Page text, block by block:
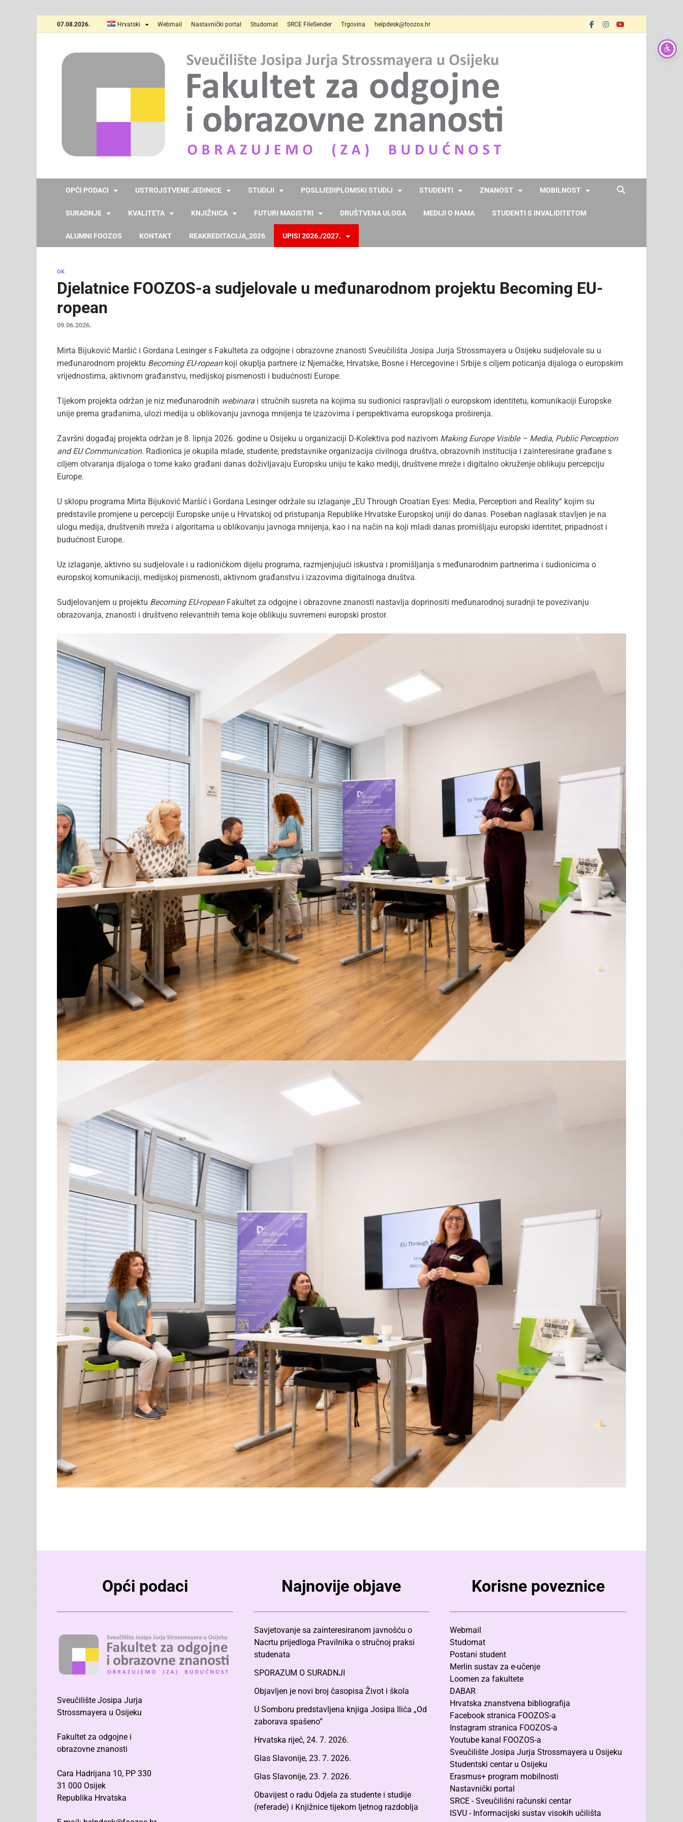
07.08.2026. Hrvatski Webmail Nastavnički portal Studomat SRCE FileSender Trgovina helpdesk@foozos.hr
OPĆI PODACI USTROJSTVENE JEDINICE STUDIJI POSLIJEDIPLOMSKI STUDIJ STUDENTI ZNANOST MOBILNOST
SURADNJE KVALITETA KNJIŽNICA FUTURI MAGISTRI DRUŠTVENA ULOGA MEDIJI O NAMA STUDENTI S INVALIDITETOM
ALUMNI FOOZOS KONTAKT REAKREDITACIJA_2026 UPISI 2026./2027.
OK
Djelatnice FOOZOS-a sudjelovale u međunarodnom projektu Becoming EU-
ropean
09.06.2026.
Mirta Bijuković Maršić i Gordana Lesinger s Fakulteta za odgojne i obrazovne znanosti Sveučilišta Josipa Jurja Strossmayera u Osijeku sudjelovale su u
međunarodnom projektu Becoming EU-ropeankoji okuplja partnere iz Njemačke, Hrvatske, Bosne i Hercegovine i Srbije s ciljem poticanja dijaloga o europskim
vrijednostima, aktivnom građanstvu, medijskoj pismenosti i budućnosti Europe.
Tijekom projekta održan je niz međunarodnih webinara i stručnih susreta na kojima su sudionici raspravljali o europskom identitetu, komunikaciji Europske
unije prema građanima, ulozi medija u oblikovanju javnoga mnijenja te izazovima i perspektivama europskoga proširenja.
Završni događaj projekta održan je 8. lipnja 2026. godine u Osijeku u organizaciji D-Kolektiva pod nazivom Making Europe Visible – Media, Public Perception
and EU Communication. Radionica je okupila mlade, studente, predstavnike organizacija civilnoga društva, obrazovnih institucija i zainteresirane građane s
ciljem otvaranja dijaloga o tome kako građani danas doživljavaju Europsku uniju te kako mediji, društvene mreže i digitalno okruženje oblikuju percepciju
Europe.
U sklopu programa Mirta Bijuković Maršić i Gordana Lesinger održale su izlaganje „EU Through Croatian Eyes: Media, Perception and Reality“ kojim su
predstavile promjene u percepciji Europske unije u Hrvatskoj od pristupanja Republike Hrvatske Europskoj uniji do danas. Poseban naglasak stavljen je na
ulogu medija, društvenih mreža i algoritama u oblikovanju javnoga mnijenja, kao i na način na koji mladi danas promišljaju europski identitet, pripadnost i
budućnost Europe.
Uz izlaganje, aktivno su sudjelovale i u radioničkom dijelu programa, razmjenjujući iskustva i promišljanja s međunarodnim partnerima i sudionicima o
europskoj komunikaciji, medijskoj pismenosti, aktivnom građanstvu i izazovima digitalnoga društva.
Sudjelovanjem u projektu Becoming EU-ropeanFakultet za odgojne i obrazovne znanosti nastavlja doprinositi međunarodnoj suradnji te povezivanju
obrazovanja, znanosti i društveno relevantnih tema koje oblikuju suvremeni europski prostor.
Opći podaci
Sveučilište Josipa Jurja
Strossmayera u Osijeku
Fakultet za odgojne i
obrazovne znanosti
Cara Hadrijana 10, PP 330
31 000 Osijek
Republika Hrvatska
Najnovije objave
Savjetovanje sa zainteresiranom javnošću o
Nacrtu prijedloga Pravilnika o stručnoj praksi
studenata
SPORAZUM O SURADNJI
Objavljen je novi broj časopisa Život i škola
U Somboru predstavljena knjiga Josipa Ilića „Od
zaborava spašeno”
Hrvatska riječ, 24. 7. 2026.
Glas Slavonije, 23. 7. 2026.
Glas Slavonije, 23. 7. 2026.
Obavijest o radu Odjela za studente i studije
(referade) i Knjižnice tijekom ljetnog razdoblja
Korisne poveznice
Webmail
Studomat
Postani student
Merlin sustav za e-učenje
Loomen za fakultete
DABAR
Hrvatska znanstvena bibliografija
Facebook stranica FOOZOS-a
Instagram stranica FOOZOS-a
Youtube kanal FOOZOS-a
Sveučilište Josipa Jurja Strossmayera u Osijeku
Studentski centar u Osijeku
Erasmus+ program mobilnosti
Nastavnički portal
SRCE - Sveučilišni računski centar
ISVU - Informacijski sustav visokih učilišta